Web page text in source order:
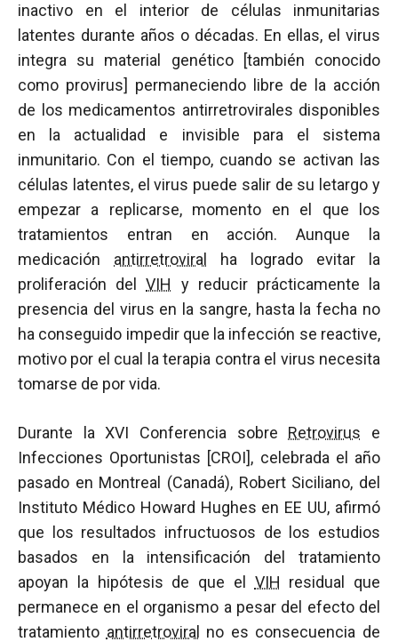
inactivo en el interior de células inmunitarias
latentes durante años o décadas. En ellas, el virus
integra su material genético [también conocido
como provirus] permaneciendo libre de la acción
de los medicamentos antirretrovirales disponibles
en la actualidad e invisible para el sistema
inmunitario. Con el tiempo, cuando se activan las
células latentes, el virus puede salir de su letargo y
empezar a replicarse, momento en el que los
tratamientos entran en acción. Aunque la
medicación antirretroviral
ha logrado evitar la
proliferación delVIH
y reducir prácticamente la
presencia del virus en la sangre, hasta la fecha no
ha conseguido impedir que la infección se reactive,
motivo por el cual la terapia contra el virus necesita
tomarse de por vida.
Durante la XVI Conferencia sobre Retrovirus e
Infecciones Oportunistas [CROI], celebrada el año
pasado en Montreal (Canadá), Robert Siciliano, del
Instituto Médico Howard Hughes en EE UU, afirmó
que los resultados infructuosos de los estudios
basados en la intensificación del tratamiento
apoyan la hipótesis de que el VIH residual que
permanece en el organismo a pesar del efecto del
tratamiento antirretroviral
no es consecuencia de